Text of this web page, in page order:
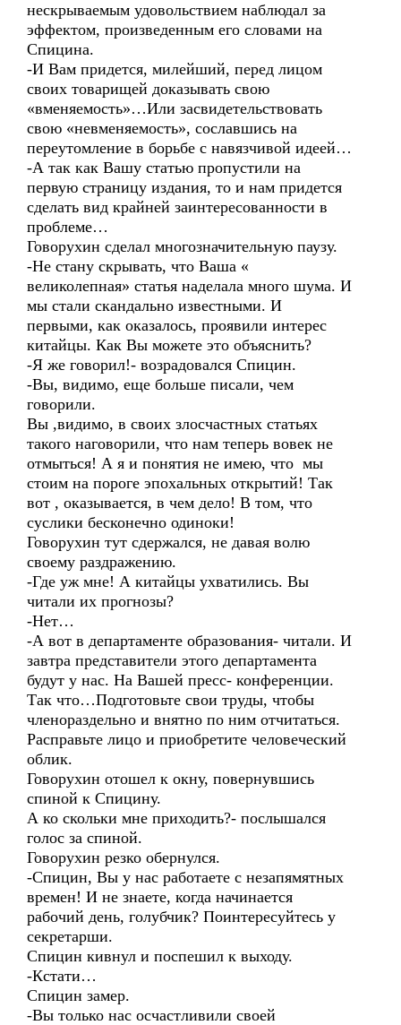
нескрываемым удовольствием наблюдал за
эффектом, произведенным его словами на
Спицина.
-И Вам придется, милейший, перед лицом
своих товарищей доказывать свою
«вменяемость»…Или засвидетельствовать
свою «невменяемость», сославшись на
переутомление в борьбе с навязчивой идеей…
-А так как Вашу статью пропустили на
первую страницу издания, то и нам придется
сделать вид крайней заинтересованности в
проблеме…
Говорухин сделал многозначительную паузу.
-Не стану скрывать, что Ваша «
великолепная» статья наделала много шума. И
мы стали скандально известными. И
первыми, как оказалось, проявили интерес
китайцы. Как Вы можете это объяснить?
-Я же говорил!- возрадовался Спицин.
-Вы, видимо, еще больше писали, чем
говорили.
Вы ,видимо, в своих злосчастных статьях
такого наговорили, что нам теперь вовек не
отмыться! А я и понятия не имею, что мы
стоим на пороге эпохальных открытий! Так
вот , оказывается, в чем дело! В том, что
суслики бесконечно одиноки!
Говорухин тут сдержался, не давая волю
своему раздражению.
-Где уж мне! А китайцы ухватились. Вы
читали их прогнозы?
-Нет…
-А вот в департаменте образования- читали. И
завтра представители этого департамента
будут у нас. На Вашей пресс- конференции.
Так что…Подготовьте свои труды, чтобы
членораздельно и внятно по ним отчитаться.
Расправьте лицо и приобретите человеческий
облик.
Говорухин отошел к окну, повернувшись
спиной к Спицину.
А ко скольки мне приходить?- послышался
голос за спиной.
Говорухин резко обернулся.
-Спицин, Вы у нас работаете с незапямятных
времен! И не знаете, когда начинается
рабочий день, голубчик? Поинтересуйтесь у
секретарши.
Спицин кивнул и поспешил к выходу.
-Кстати…
Спицин замер.
-Вы только нас осчастливили своей